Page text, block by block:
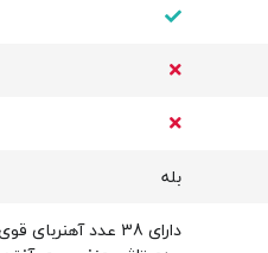
بله
دارای 38 عدد آهنربای قوی